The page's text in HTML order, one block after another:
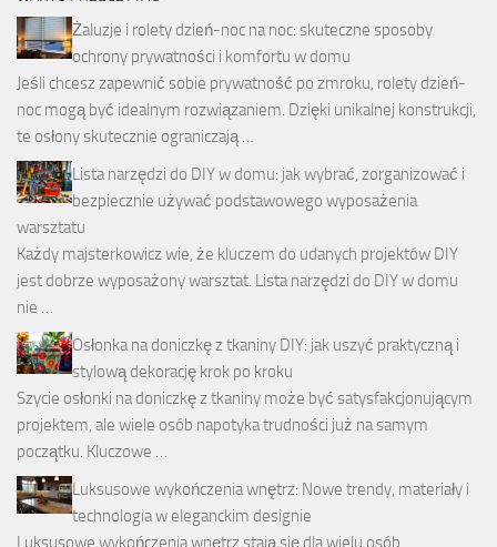
Żaluzje i rolety dzień-noc na noc: skuteczne sposoby
ochrony prywatności i komfortu w domu
Jeśli chcesz zapewnić sobie prywatność po zmroku, rolety dzień-
noc mogą być idealnym rozwiązaniem. Dzięki unikalnej konstrukcji,
te osłony skutecznie ograniczają …
Lista narzędzi do DIY w domu: jak wybrać, zorganizować i
bezpiecznie używać podstawowego wyposażenia
warsztatu
Każdy majsterkowicz wie, że kluczem do udanych projektów DIY
jest dobrze wyposażony warsztat. Lista narzędzi do DIY w domu
nie …
Osłonka na doniczkę z tkaniny DIY: jak uszyć praktyczną i
stylową dekorację krok po kroku
Szycie osłonki na doniczkę z tkaniny może być satysfakcjonującym
projektem, ale wiele osób napotyka trudności już na samym
początku. Kluczowe …
Luksusowe wykończenia wnętrz: Nowe trendy, materiały i
technologia w eleganckim designie
Luksusowe wykończenia wnętrz stają się dla wielu osób